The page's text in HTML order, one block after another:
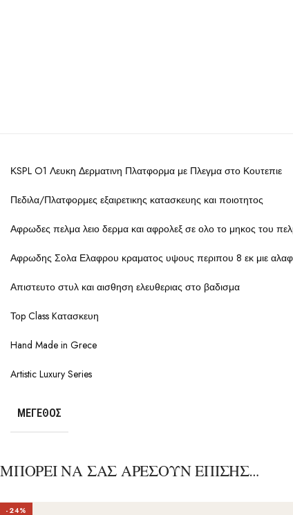
ΚSPL O1 Λευκη Δερματινη Πλατφορμα με Πλεγμα στο Κουτεπιε
Πεδιλα/Πλατφορμες εξαιρετικης κατασκευης και ποιοτητος
Αφρωδες πελμα λειο δερμα και αφρολεξ σε ολο το μηκος του
Αφρωδης Σολα Ελαφρου κραματος υψους περιπου 8 εκ μιε
Απιστευτο στυλ και αισθηση ελευθεριας στο βαδισμα
Τοp Class Kατασκευη
Hand Made in Grece
Artistic Luxury Series
ΜΈΓΕΘΟΣ
ΜΠΟΡΕΙ ΝΑ ΣΑΣ ΑΡΕΣΟΥΝ ΕΠΙΣΗΣ…
-24%